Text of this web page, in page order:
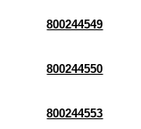
800244549
800244550
800244553